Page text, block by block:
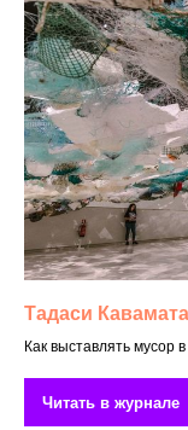
Тадаси Кавамата
Как выставлять мусор
Читать в журнале